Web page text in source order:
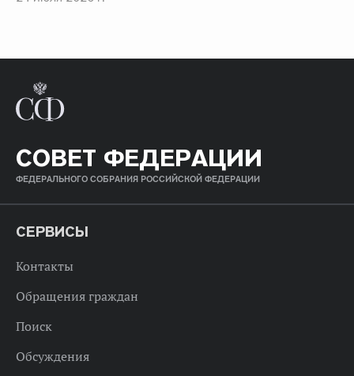
СОВЕТ ФЕДЕРАЦИИ
ФЕДЕРАЛЬНОГО СОБРАНИЯ РОССИЙСКОЙ ФЕДЕРАЦИИ
СЕРВИСЫ
Контакты
Обращения граждан
Поиск
Обсуждения